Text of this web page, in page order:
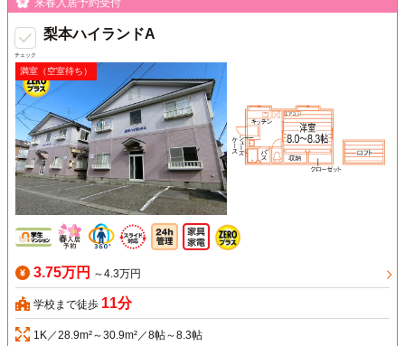
チェック
梨本ハイランドA
満室（空室待ち）
3.75万円 ～4.3万円
学校まで徒歩 11分
1K／28.9m²～30.9m²／8帖～8.3帖